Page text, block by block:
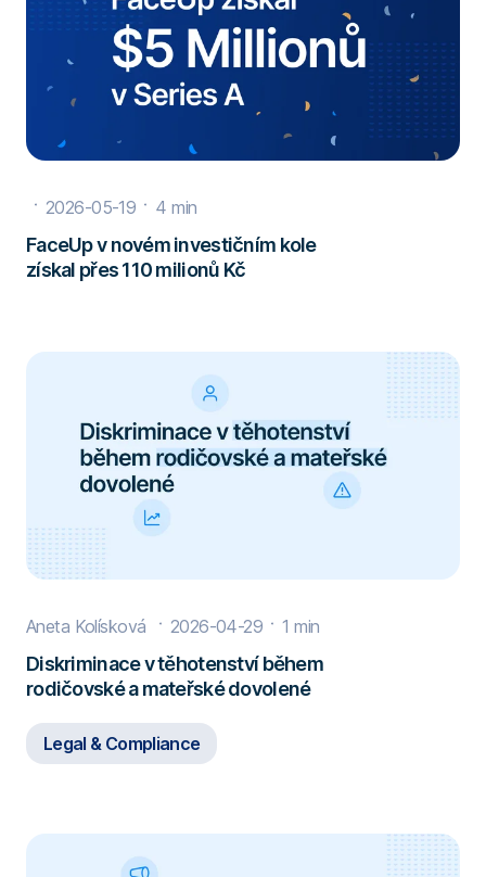
2026-05-19 4 min
FaceUp v novém investičním kole
získal přes 110 milionů Kč
Aneta Kolísková 2026-04-29 1 min
Diskriminace v těhotenství během
rodičovské a mateřské dovolené
Legal & Compliance